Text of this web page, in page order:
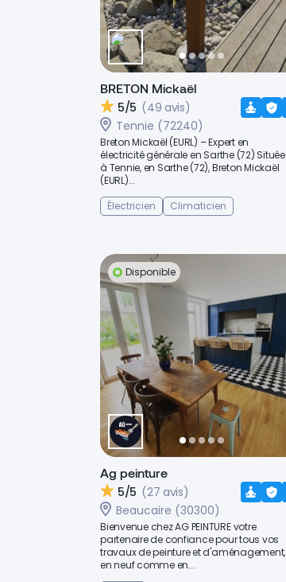
BRETON Mickaël
5/5 (49 avis)
Tennie (72240)
Breton Mickaël (EURL) – Expert en
électricité générale en Sarthe (72) Située
à Tennie, en Sarthe (72), Breton Mickaël
(EURL)...
Électricien
Climaticien
Disponible
Ag peinture
5/5 (27 avis)
Beaucaire (30300)
Bienvenue chez AG PEINTURE votre
partenaire de confiance pour tous vos
travaux de peinture et d'aménagement,
en neuf comme en...